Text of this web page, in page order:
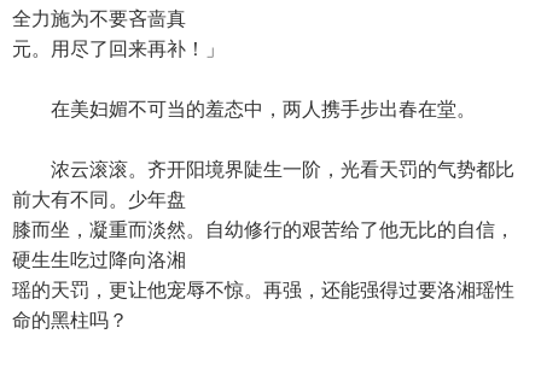
全力施为不要吝啬真
元。用尽了回来再补！」
在美妇媚不可当的羞态中，两人携手步出春在堂。
浓云滚滚。齐开阳境界陡生一阶，光看天罚的气势都比
前大有不同。少年盘
膝而坐，凝重而淡然。自幼修行的艰苦给了他无比的自信，
硬生生吃过降向洛湘
瑶的天罚，更让他宠辱不惊。再强，还能强得过要洛湘瑶性
命的黑柱吗？